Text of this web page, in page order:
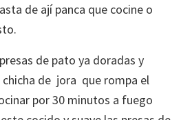
de ají panca que cocine o
de pato ya doradas y
chicha de jora que rompa el
por 30 minutos a fuego